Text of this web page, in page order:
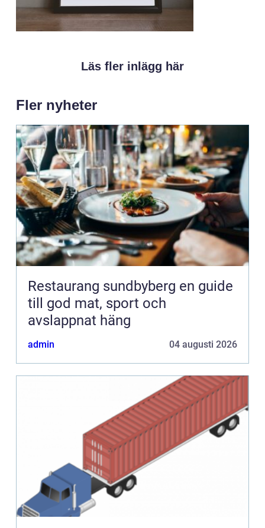
Läs fler inlägg här
Fler nyheter
Restaurang sundbyberg en guide
till god mat, sport och
avslappnat häng
admin 04 augusti 2026